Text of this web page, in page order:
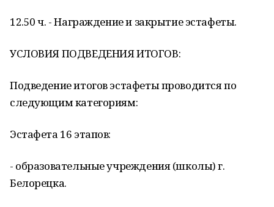
12.50 ч. - Награждение и закрытие эстафеты.
УСЛОВИЯ ПОДВЕДЕНИЯ ИТОГОВ:
Подведение итогов эстафеты проводится по
следующим категориям:
Эстафета 16 этапов:
- образовательные учреждения (школы) г.
Белорецка.